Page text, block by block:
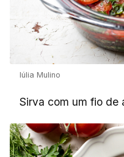
Iúlia Mulino
Sirva com um fio de